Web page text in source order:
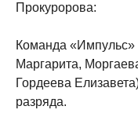
Прокуророва:
Команда
Маргарита,
Гордеева
разряда.